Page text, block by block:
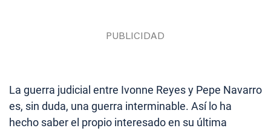
La guerra judicial entre Ivonne Reyes y Pepe Navarro
es, sin duda, una guerra interminable. Así lo ha
hecho saber el propio interesado en su última